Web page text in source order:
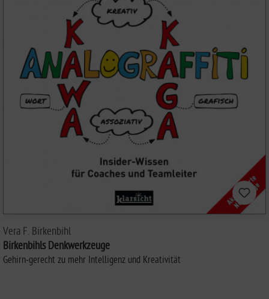
Vera F. Birkenbihl
Birkenbihls Denkwerkzeuge
Gehirn-gerecht zu mehr Intelligenz und Kreativität